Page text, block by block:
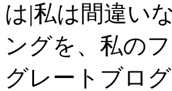
は|私は間違い
ングを、私の
グレートブロ